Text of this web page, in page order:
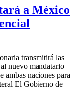
a México
transmitirá las
nuevo mandatario
ambas naciones para
El Gobierno de